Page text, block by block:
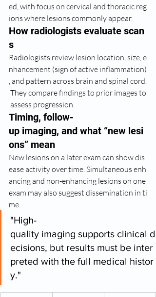
ed, with focus on cervical and thoracic reg
ions where lesions commonly appear.
How radiologists evaluate scan
s
Radiologists review lesion location, size, e
nhancement (sign of active inflammation)
, and pattern across brain and spinal cord.
They compare findings to prior images to
assess progression.
Timing, follow-
up imaging, and what “new lesi
ons” mean
New lesions on a later exam can show dis
ease activity over time. Simultaneous enh
ancing and non‑enhancing lesions on one
exam may also suggest dissemination in ti
me.
"High-
quality imaging supports clinical d
ecisions, but results must be inter
preted with the full medical histor
y."